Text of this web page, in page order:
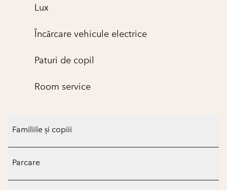
Lux
Încărcare vehicule electrice
Paturi de copil
Room service
Familiile și copiii
Parcare